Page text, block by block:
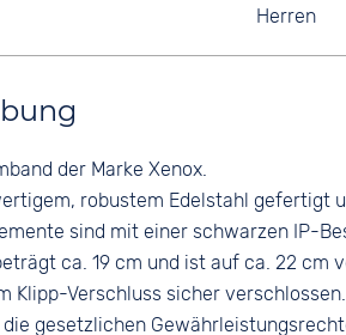
Herren
der Marke Xenox.
robustem Edelstahl gefertigt
sind mit einer schwarzen IP-
ca. 19 cm und ist auf ca. 22 cm
Klipp-Verschluss sicher verschlossen.
gesetzlichen